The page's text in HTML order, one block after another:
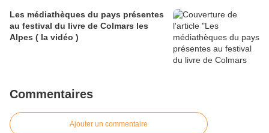
Les médiathèques du pays présentes
au festival du livre de Colmars les
Alpes ( la vidéo )
Commentaires
Ajouter un commentaire